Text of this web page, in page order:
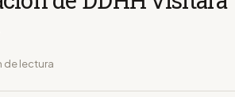
de lectura